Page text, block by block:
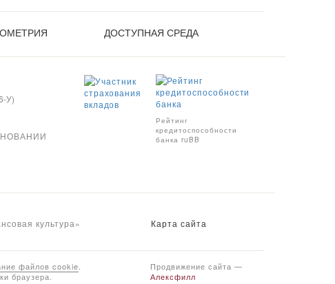
ДОСТУПНАЯ СРЕДА
У)
Рейтинг
кредитоспособности
банка ruBB
культура» Карта сайта
файлов cookie
браузера.
Продвижение сайта —
Алексфилл